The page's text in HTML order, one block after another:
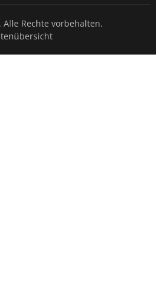
Rechte vorbehalten.